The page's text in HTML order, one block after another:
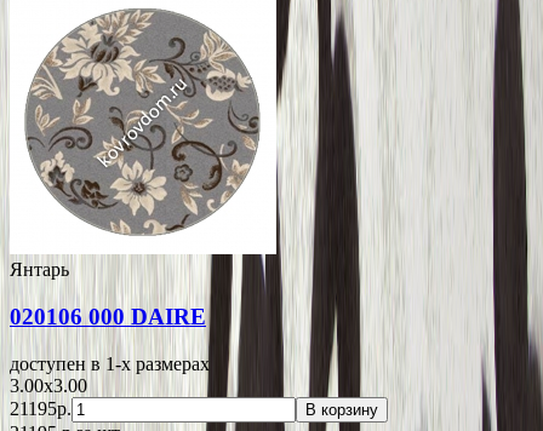
Янтарь
020106 000 DAIRE
доступен в 1-x размерах
3.00x3.00
21195р.
В корзину